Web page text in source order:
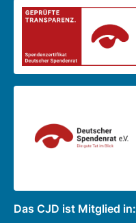
Das CJD ist Mitglied in: